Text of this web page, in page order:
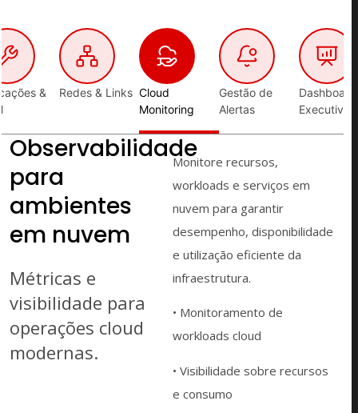
&
Redes & Links Cloud
Monitoring
Gestão de
Alertas
Executivos
Observabilidade
para
ambientes
em nuvem
Métricas e
visibilidade para
operações cloud
modernas.
Monitore recursos,
workloads e serviços em
nuvem para garantir
desempenho, disponibilidade
e utilização eficiente da
infraestrutura.
• Monitoramento de
workloads cloud
• Visibilidade sobre recursos
e consumo